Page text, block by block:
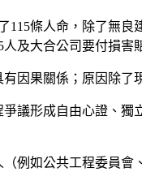
條人命，除了無
及大合公司要付損
因果關係；原因除
議形成自由心證、
例如公共工程委員